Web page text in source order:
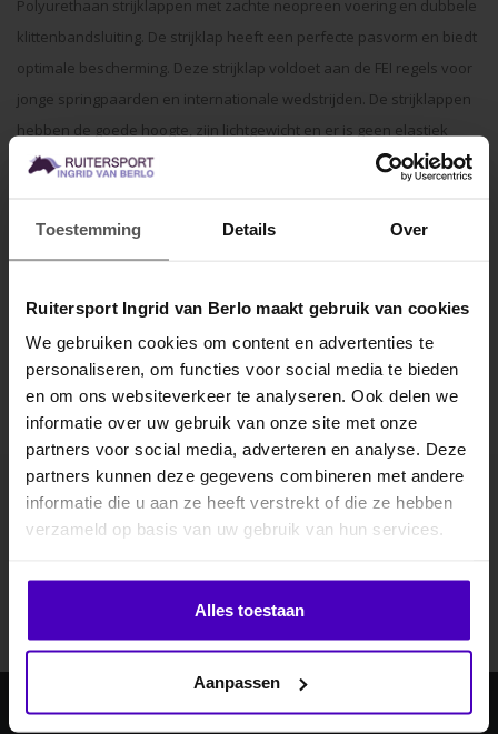
Toestemming Details Over
Ruitersport Ingrid van Berlo maakt gebruik van cookies
We gebruiken cookies om content en advertenties te
personaliseren, om functies voor social media te bieden
en om ons websiteverkeer te analyseren. Ook delen we
informatie over uw gebruik van onze site met onze
partners voor social media, adverteren en analyse. Deze
partners kunnen deze gegevens combineren met andere
informatie die u aan ze heeft verstrekt of die ze hebben
verzameld op basis van uw gebruik van hun services.
Alles toestaan
Aanpassen
Polyurethaan strijklappen met zachte neopreen voering en dubbele
klittenbandsluiting. De strijklap heeft een perfecte pasvorm en biedt
optimale bescherming. Deze strijklap voldoet aan de FEI regels voor
jonge springpaarden en internationale wedstrijden. De strijklappen
hebben de goede hoogte, zijn lichtgewicht en er is geen elastiek
gebruikt in de sluitingen.
Specificaties
Abonneer je op onze nieuwsbrief
MELD JE AAN VOOR
10% KORTING
.